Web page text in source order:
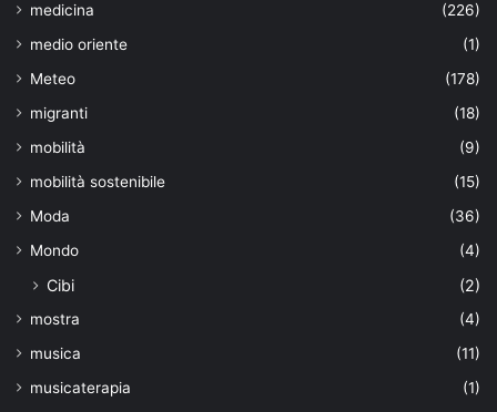
medicina
(226)
medio oriente
(1)
Meteo
(178)
migranti
(18)
mobilità
(9)
mobilità sostenibile
(15)
Moda
(36)
Mondo
(4)
Cibi (2)
mostra
(4)
musica
(11)
musicaterapia
(1)